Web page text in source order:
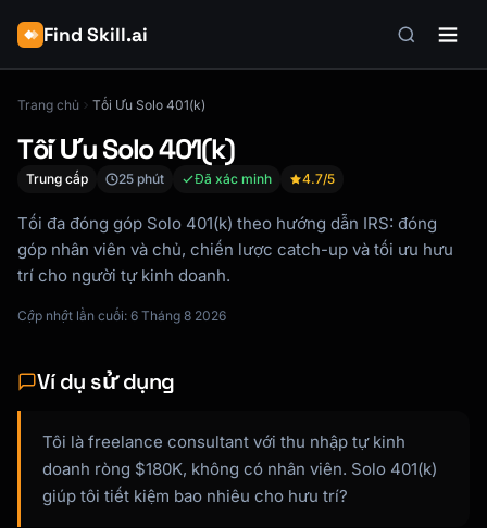
Find Skill.ai
Trang chủ Tối Ưu Solo 401(k)
Tối Ưu Solo 401(k)
Trung cấp 25 phút Đã xác minh 4.7/5
Tối đa đóng góp Solo 401(k) theo hướng dẫn IRS: đóng
góp nhân viên và chủ, chiến lược catch-up và tối ưu hưu
trí cho người tự kinh doanh.
Cập nhật lần cuối: 6 Tháng 8 2026
Ví dụ sử dụng
Tôi là freelance consultant với thu nhập tự kinh
doanh ròng $180K, không có nhân viên. Solo 401(k)
giúp tôi tiết kiệm bao nhiêu cho hưu trí?